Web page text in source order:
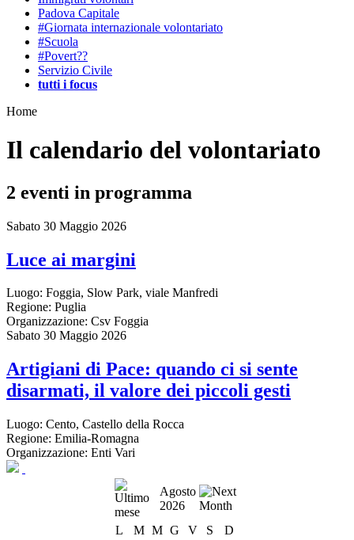
Padova Capitale
#Giornata internazionale volontariato
#Scuola
#Povert??
Servizio Civile
tutti i focus
Home
Il calendario del volontariato
2 eventi in programma
Sabato 30 Maggio 2026
Luce ai margini
Luogo: Foggia, Slow Park, viale Manfredi
Regione: Puglia
Organizzazione: Csv Foggia
Sabato 30 Maggio 2026
Artigiani di Pace: quando ci si sente
disarmati, il valore dei piccoli gesti
Luogo: Cento, Castello della Rocca
Regione: Emilia-Romagna
Organizzazione: Enti Vari
Agosto
2026
L
M M G V S
D